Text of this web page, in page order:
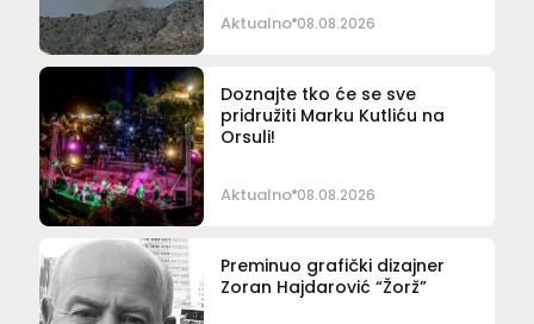
Aktualno 08.08.2026
Doznajte tko će se sve
pridružiti Marku Kutliću na
Orsuli!
Aktualno 08.08.2026
Preminuo grafički dizajner
Zoran Hajdarović “Žorž”